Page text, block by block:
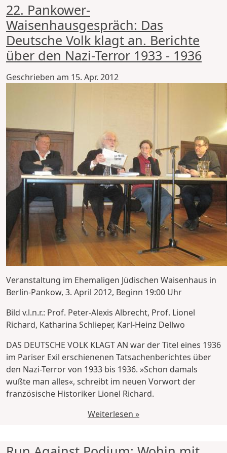
22. Pankower-
Waisenhausgespräch: Das
Deutsche Volk klagt an. Berichte
über den Nazi-Terror 1933 - 1936
Geschrieben am 15. Apr. 2012
Veranstaltung im Ehemaligen Jüdischen Waisenhaus in
Berlin-Pankow, 3. April 2012, Beginn 19:00 Uhr
Bild v.l.n.r.: Prof. Peter-Alexis Albrecht, Prof. Lionel
Richard, Katharina Schlieper, Karl-Heinz Dellwo
DAS DEUTSCHE VOLK KLAGT AN war der Titel eines 1936
im Pariser Exil erschienenen Tatsachenberichtes über
den Nazi-Terror von 1933 bis 1936. »Schon damals
wußte man alles«, schreibt im neuen Vorwort der
französische Historiker Lionel Richard.
Weiterlesen »